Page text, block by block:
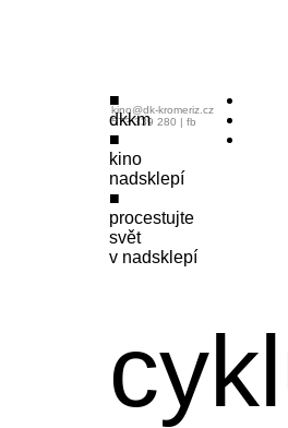
dkkm
kino
nadsklepí
procestujte
svět
v nadsklepí
kino@dk-kromeriz.cz
573 339 280 | fb